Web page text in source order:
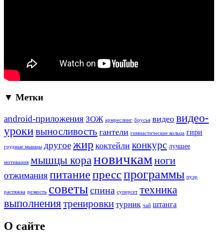
▼ Метки
android-приложения ЗОЖ армреслинг брусья видео видео-
урокивыносливость гантели гимнастические кольца гири
грудные мышцы другоежир коктейли конкурс лучшее
мотивация мышцы корановичкамноги
отжиманияпитаниепресспрограммы пуэр
растяжка резкость советыспина суперсет техника
выполнения тренировки турник чай штанга
О сайте